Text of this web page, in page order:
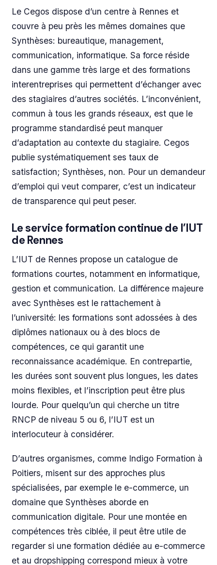
Le Cegos dispose d’un centre à Rennes et
couvre à peu près les mêmes domaines que
Synthèses: bureautique, management,
communication, informatique. Sa force réside
dans une gamme très large et des formations
interentreprises qui permettent d’échanger avec
des stagiaires d’autres sociétés. L’inconvénient,
commun à tous les grands réseaux, est que le
programme standardisé peut manquer
d’adaptation au contexte du stagiaire. Cegos
publie systématiquement ses taux de
satisfaction; Synthèses, non. Pour un demandeur
d’emploi qui veut comparer, c’est un indicateur
de transparence qui peut peser.
Le service formation continue de l’IUT
de Rennes
L’IUT de Rennes propose un catalogue de
formations courtes, notamment en informatique,
gestion et communication. La différence majeure
avec Synthèses est le rattachement à
l’université: les formations sont adossées à des
diplômes nationaux ou à des blocs de
compétences, ce qui garantit une
reconnaissance académique. En contrepartie,
les durées sont souvent plus longues, les dates
moins flexibles, et l’inscription peut être plus
lourde. Pour quelqu’un qui cherche un titre
RNCP de niveau 5 ou 6, l’IUT est un
interlocuteur à considérer.
D’autres organismes, comme Indigo Formation à
Poitiers, misent sur des approches plus
spécialisées, par exemple le e-commerce, un
domaine que Synthèses aborde en
communication digitale. Pour une montée en
compétences très ciblée, il peut être utile de
regarder si une formation dédiée au e-commerce
et au dropshipping correspond mieux à votre